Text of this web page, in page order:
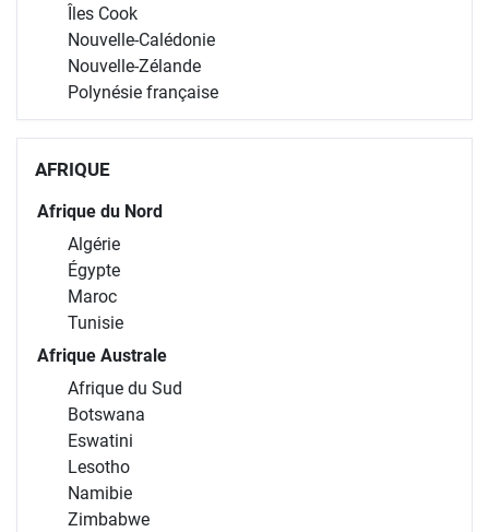
Îles Cook
Nouvelle-Calédonie
Nouvelle-Zélande
Polynésie française
AFRIQUE
Afrique du Nord
Algérie
Égypte
Maroc
Tunisie
Afrique Australe
Afrique du Sud
Botswana
Eswatini
Lesotho
Namibie
Zimbabwe